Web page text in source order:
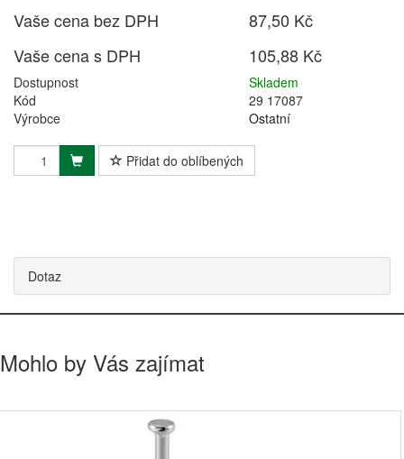
Vaše cena bez DPH
87,50 Kč
Vaše cena s DPH
105,88 Kč
Dostupnost
Skladem
Kód
29 17087
Výrobce
Ostatní
Přidat do oblíbených
Dotaz
Mohlo by Vás zajímat